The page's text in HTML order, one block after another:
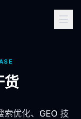
货
索优化、GEO 技